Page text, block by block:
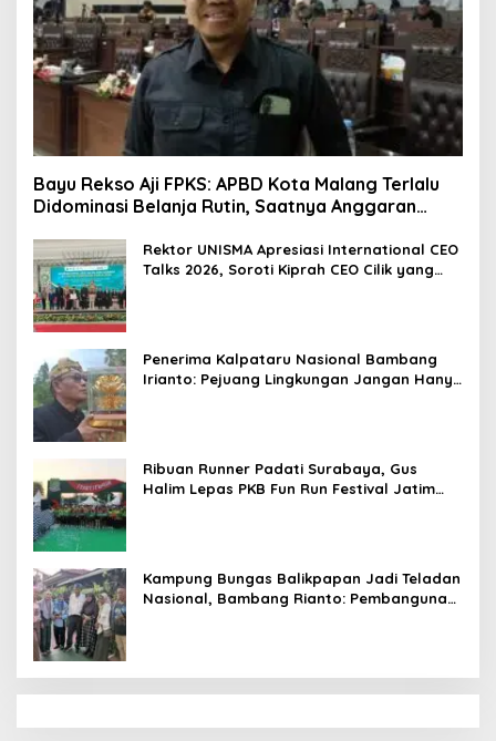
Bayu Rekso Aji FPKS: APBD Kota Malang Terlalu
Didominasi Belanja Rutin, Saatnya Anggaran
Rektor UNISMA Apresiasi International CEO
Talks 2026, Soroti Kiprah CEO Cilik yang
Penerima Kalpataru Nasional Bambang
Irianto: Pejuang Lingkungan Jangan Hanya
Ribuan Runner Padati Surabaya, Gus
Halim Lepas PKB Fun Run Festival Jatim
Kampung Bungas Balikpapan Jadi Teladan
Nasional, Bambang Rianto: Pembangunan